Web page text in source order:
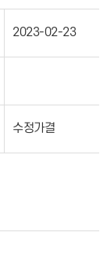
2023-02-23
수정가결